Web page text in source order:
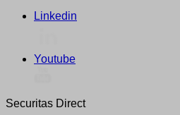
Linkedin
Youtube
Securitas Direct